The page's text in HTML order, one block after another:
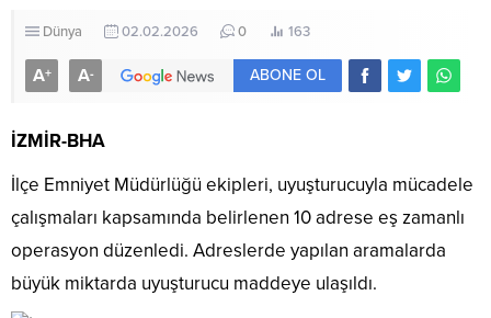
Dünya 02.02.2026 0 163
A+ A- ABONE OL
İZMİR-BHA
İlçe Emniyet Müdürlüğü ekipleri, uyuşturucuyla mücadele
çalışmaları kapsamında belirlenen 10 adrese eş zamanlı
operasyon düzenledi. Adreslerde yapılan aramalarda
büyük miktarda uyuşturucu maddeye ulaşıldı.